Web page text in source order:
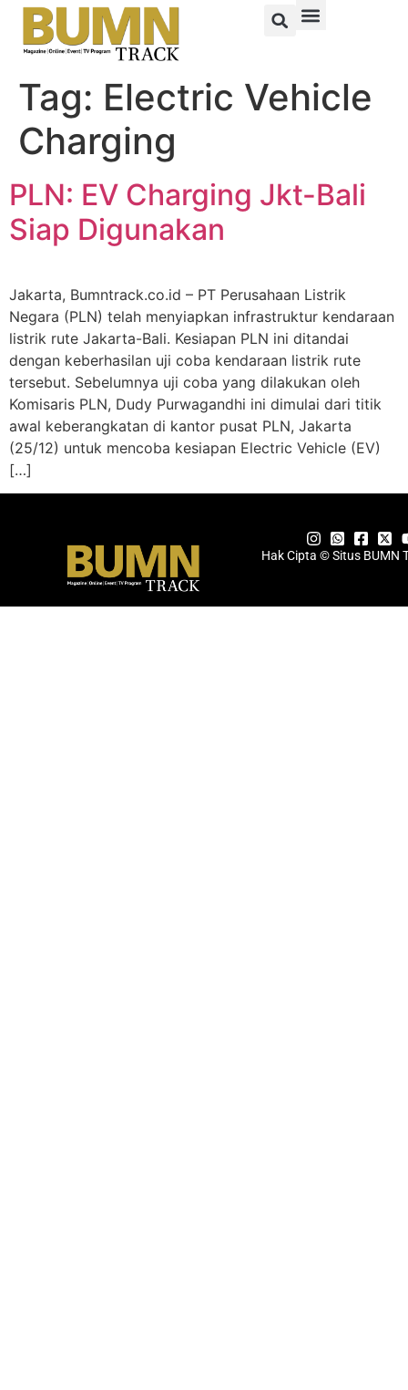
Tag: Electric Vehicle
Charging
PLN: EV Charging Jkt-Bali
Siap Digunakan
Jakarta, Bumntrack.co.id – PT Perusahaan Listrik
Negara (PLN) telah menyiapkan infrastruktur kendaraan
listrik rute Jakarta-Bali. Kesiapan PLN ini ditandai
dengan keberhasilan uji coba kendaraan listrik rute
tersebut. Sebelumnya uji coba yang dilakukan oleh
Komisaris PLN, Dudy Purwagandhi ini dimulai dari titik
awal keberangkatan di kantor pusat PLN, Jakarta
(25/12) untuk mencoba kesiapan Electric Vehicle (EV)
[…]
Hak Cipta © Situs BUMN